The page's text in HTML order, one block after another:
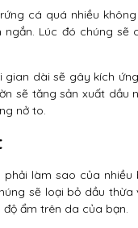
cá quá nhiều
Lúc đó chúng
dài sẽ gây kích
sẽ tăng sản xuất dầu
nở to.
làm sao của nhiều
sẽ loại bỏ dầu
ẩm trên da của bạn.